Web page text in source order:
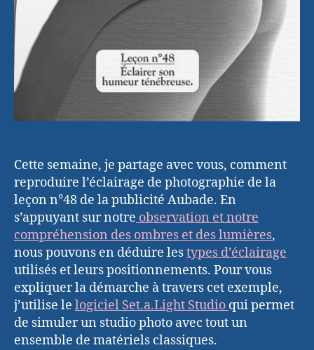
Cette semaine, je partage avec vous, comment
reproduire l’éclairage de photographie de la
leçon n°48 de la publicité Aubade. En
s’appuyant sur notre observation et notre
compréhension des ombres et des lumières,
nous pouvons en déduire lestypes d’éclairage
utilisés et leurs positionnements. Pour vous
expliquer la démarche à travers cet exemple,
j’utilise le logiciel Set.a.Light Studio qui permet
de simuler un studio photo avec tout un
ensemble de matériels classiques.